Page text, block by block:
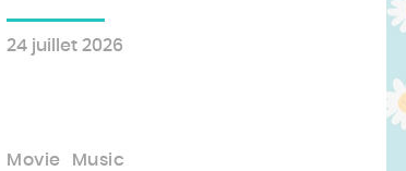
24 juillet 2026
Movie Music